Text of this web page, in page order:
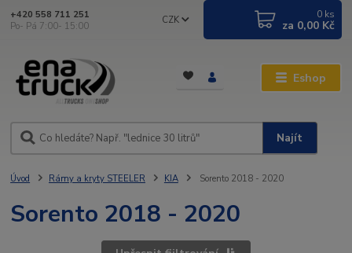
Eshop
CZK
Najít
+420 558 711 251
Po- Pá 7:00- 15:00
0 ks
za 0,00 Kč
Úvod Rámy a kryty STEELER KIA Sorento 2018 - 2020
Sorento 2018 - 2020